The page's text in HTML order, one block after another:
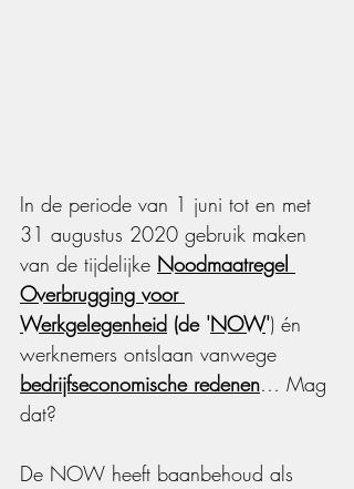
In de periode van 1 juni tot en met
31 augustus 2020 gebruik maken
van de tijdelijke Noodmaatregel
Overbrugging voor
Werkgelegenheid (de 'NOW') én
werknemers ontslaan vanwege
bedrijfseconomische redenen… Mag
dat?
De NOW heeft baanbehoud als